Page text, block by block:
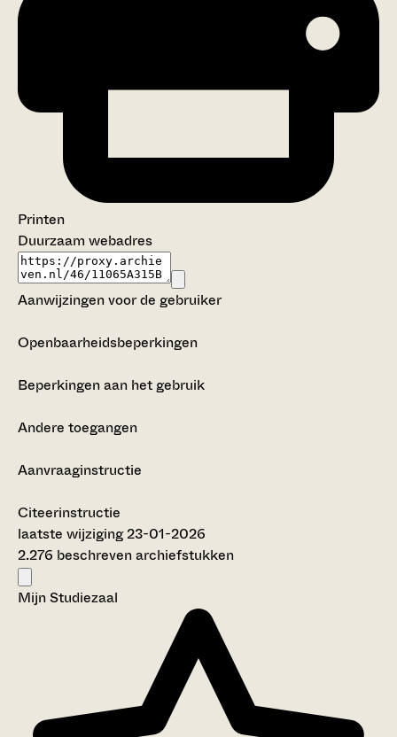
Printen
Duurzaam webadres
Aanwijzingen voor de gebruiker
Openbaarheidsbeperkingen
Beperkingen aan het gebruik
Andere toegangen
Aanvraaginstructie
Citeerinstructie
laatste wijziging 23-01-2026
2.276 beschreven archiefstukken
Mijn Studiezaal